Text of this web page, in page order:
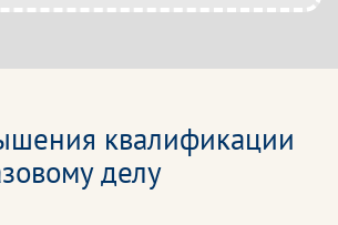
квалификации
делу